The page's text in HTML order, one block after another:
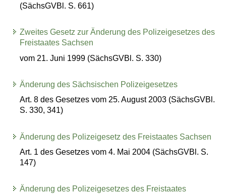
(SächsGVBl. S. 661)
Zweites Gesetz zur Änderung des Polizeigesetzes des
Freistaates Sachsen
vom 21. Juni 1999 (SächsGVBl. S. 330)
Änderung des Sächsischen Polizeigesetzes
Art. 8 des Gesetzes vom 25. August 2003 (SächsGVBl.
S. 330, 341)
Änderung des Polizeigesetz des Freistaates Sachsen
Art. 1 des Gesetzes vom 4. Mai 2004 (SächsGVBl. S.
147)
Änderung des Polizeigesetzes des Freistaates